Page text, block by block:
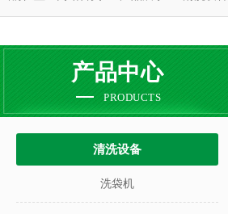
产品中心
PRODUCTS
清洗设备
洗袋机